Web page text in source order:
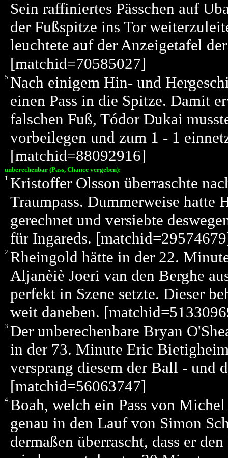
Sein raffiniertes Pässchen auf
der Fußspitze ins Tor
leuchtete auf der Anzeigetafel
[matchid=70585027]
5.Nach einigem Hin- und
einen Pass in die Spitze. Damit
falschen Fuß, Tódor Dukai
vorbeilegen und zum 1 - 1
[matchid=88092916]
unberechenbar (Pass, Chance vergeben):
1.Kristoffer Olsson überraschte
Traumpass. Dummerweise
gerechnet und versiebte
für Ingareds.
2.Rheingold hätte in der 22.
Aljanèiè Joeri van den Berghe
perfekt in Szene setzte. Dieser
weit daneben.
3.Der unberechenbare Bryan
in der 73. Minute Eric
versprang diesem der Ball - und
[matchid=56063747]
4.Boah, welch ein Pass von
genau in den Lauf von Simon
dermaßen überrascht, dass er